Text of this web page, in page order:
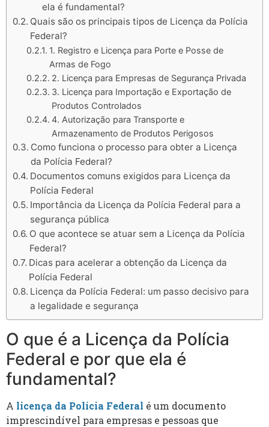
ela é fundamental?
Quais são os principais tipos de Licença da Polícia
Federal?
1. Registro e Licença para Porte e Posse de
Armas de Fogo
2. Licença para Empresas de Segurança Privada
3. Licença para Importação e Exportação de
Produtos Controlados
4. Autorização para Transporte e
Armazenamento de Produtos Perigosos
Como funciona o processo para obter a Licença
da Polícia Federal?
Documentos comuns exigidos para Licença da
Polícia Federal
Importância da Licença da Polícia Federal para a
segurança pública
O que acontece se atuar sem a Licença da Polícia
Federal?
Dicas para acelerar a obtenção da Licença da
Polícia Federal
Licença da Polícia Federal: um passo decisivo para
a legalidade e segurança
O que é a Licença da Polícia
Federal e por que ela é
fundamental?
A licença da Polícia Federal é um documento
imprescindível para empresas e pessoas que